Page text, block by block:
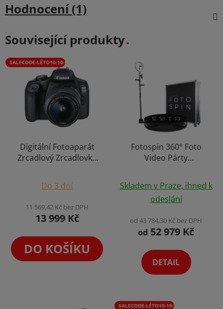
Hodnocení (1)
Související produkty
SALECODE:LÉTO10:10:%
Digitální Fotoaparát
Zrcadlový Zrcadlovka
S 18-55 mm f/3.5-5.6 IS
IIhodnocení
produktu
je
z
Do 3 dní
11 569,42 Kč bez DPH
13 999 Kč
DO KOŠÍKU
Fotospin 360° Foto
Video Párty
Platforma Stojan
Fotobudka na
Videozáznam Photo
hodnocení
produktu
je
4,2
5
hvězdiček.
Skladem v Praze, ihned k
odeslání
od 43 784,30 Kč bez DPH
od 52 979 Kč
DETAIL
SALECODE:LÉTO10:10:%